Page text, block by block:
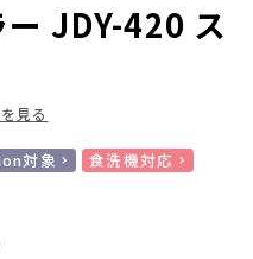
JDY-420 ス
見る
対象
食洗機対応